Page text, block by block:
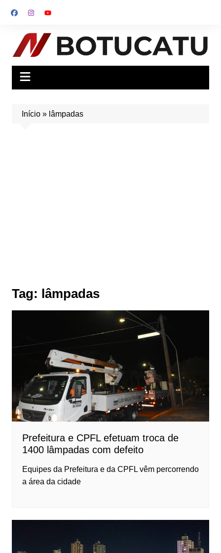
para
conteúdo
Início» lâmpadas
Tag: lâmpadas
Prefeitura e CPFL efetuam troca de
1400 lâmpadas com defeito
Equipes da Prefeitura e da CPFL vêm percorrendo
a área da cidade